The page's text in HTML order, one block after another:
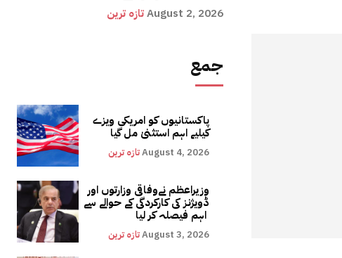
تازہ ترینAugust 2, 2026
جمع
پاکستانیوں کو امریکی ویزے
کیلیے اہم استثنیٰ مل گیا
تازہ ترینAugust 4, 2026
وزیراعظم نےوفاقی وزارتوں اور
ڈویژنز کی کارکردگی کے حوالے سے
تازہ ترینAugust 3, 2026